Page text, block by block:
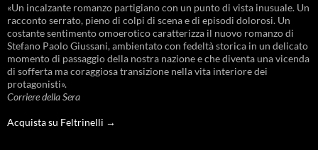
«Un incalzante romanzo partigiano con un punto di vista inusuale. Un
racconto serrato, pieno di colpi di scena e di episodi dolorosi. Un
costante sentimento omoerotico caratterizza il nuovo romanzo di
Stefano Paolo Giussani, ambientato con fedeltà storica in un delicato
momento di passaggio della nostra nazione e che diventa una vicenda
di sofferta ma coraggiosa transizione nella vita interiore dei
protagonisti».
Corriere della Sera
Acquista su Feltrinelli →